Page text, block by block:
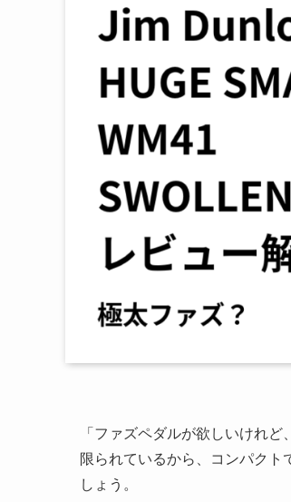
「ファズペダルが欲しいけれ
限られているから、コンパク
しょう。